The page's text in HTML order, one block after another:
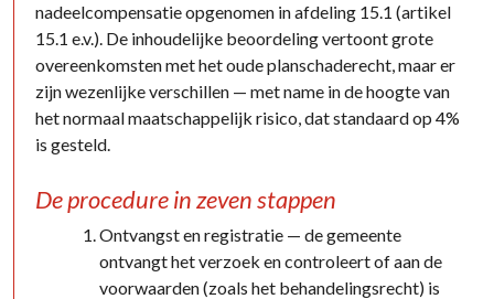
nadeelcompensatie opgenomen in afdeling 15.1 (artikel
15.1 e.v.). De inhoudelijke beoordeling vertoont grote
overeenkomsten met het oude planschaderecht, maar er
zijn wezenlijke verschillen — met name in de hoogte van
het normaal maatschappelijk risico, dat standaard op 4%
is gesteld.
De procedure in zeven stappen
Ontvangst en registratie — de gemeente
ontvangt het verzoek en controleert of aan de
voorwaarden (zoals het behandelingsrecht) is